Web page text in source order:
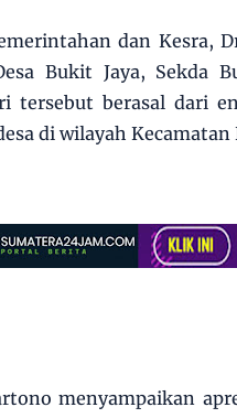
dan Kesra,
Bukit Jaya, Sekda
tersebut berasal dari
di wilayah Kecamatan
menyampaikan